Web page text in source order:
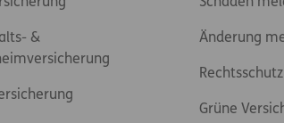
&
Änderung
Grüne